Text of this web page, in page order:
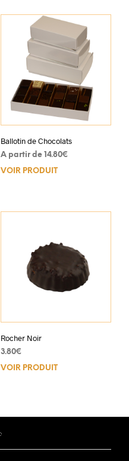
Ballotin de Chocolats
A partir de 14.80€
VOIR PRODUIT
page
Rocher Noir
3.80€
VOIR PRODUIT